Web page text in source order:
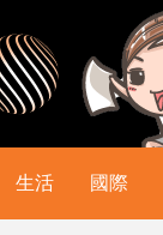
生活 國際